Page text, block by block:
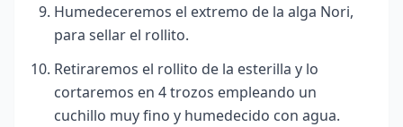
Humedeceremos el extremo de la alga Nori,
para sellar el rollito.
Retiraremos el rollito de la esterilla y lo
cortaremos en 4 trozos empleando un
cuchillo muy fino y humedecido con agua.